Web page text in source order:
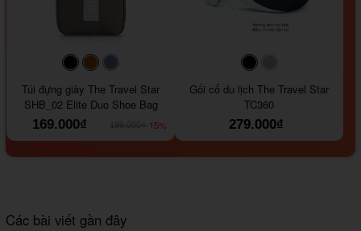
#000000#964B00
Túi đựng giày The Travel Star
SHB_02 Elite Duo Shoe Bag
169.000₫
-15%
#000000
Gối cổ du lịch The Travel Star
TC360
279.000₫
Các bài viết gần đây